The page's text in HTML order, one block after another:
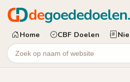
de
Home CBF Doelen